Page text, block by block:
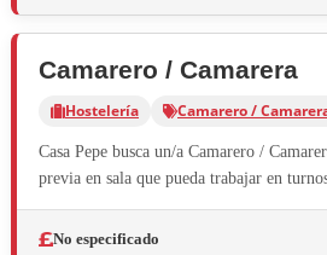
Camarero / Camarera
Hostelería Camarero /
Casa Pepe busca un/a Camarero /
previa en sala que pueda trabajar en
No especificado